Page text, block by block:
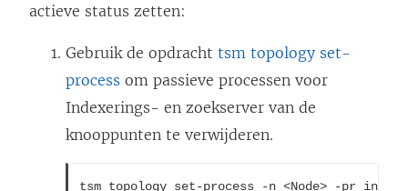
actieve status zetten:
Gebruik de opdracht tsm topology set-
process om passieve processen voor
Indexerings- en zoekserver van de
knooppunten te verwijderen.
tsm topology set-process -n <Node> -pr